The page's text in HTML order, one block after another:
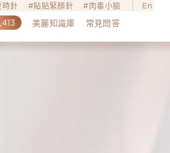
針 貼貼緊顏針 肉毒小臉 En
美麗知識庫 常見問答